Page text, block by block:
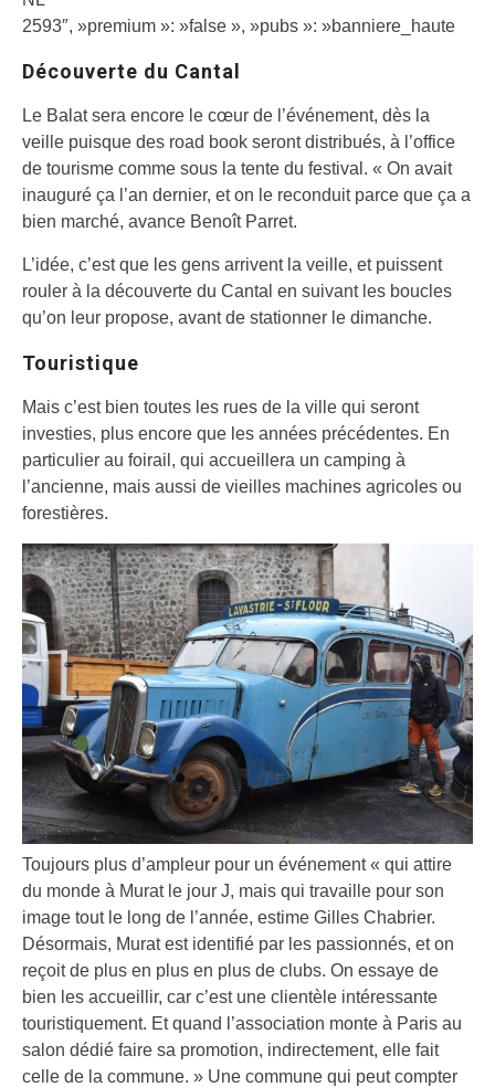
2593″, »premium »: »false », »pubs »: »banniere_haute
Découverte du Cantal
Le Balat sera encore le cœur de l’événement, dès la
veille puisque des road book seront distribués, à l’office
de tourisme comme sous la tente du festival. « On avait
inauguré ça l’an dernier, et on le reconduit parce que ça a
bien marché, avance Benoît Parret.
L’idée, c’est que les gens arrivent la veille, et puissent
rouler à la découverte du Cantal en suivant les boucles
qu’on leur propose, avant de stationner le dimanche.
Touristique
Mais c’est bien toutes les rues de la ville qui seront
investies, plus encore que les années précédentes. En
particulier au foirail, qui accueillera un camping à
l’ancienne, mais aussi de vieilles machines agricoles ou
forestières.
Toujours plus d’ampleur pour un événement « qui attire
du monde à Murat le jour J, mais qui travaille pour son
image tout le long de l’année, estime Gilles Chabrier.
Désormais, Murat est identifié par les passionnés, et on
reçoit de plus en plus en plus de clubs. On essaye de
bien les accueillir, car c’est une clientèle intéressante
touristiquement. Et quand l’association monte à Paris au
salon dédié faire sa promotion, indirectement, elle fait
celle de la commune. » Une commune qui peut compter